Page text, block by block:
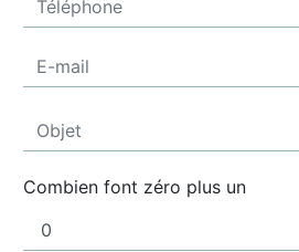
Combien font zéro plus un